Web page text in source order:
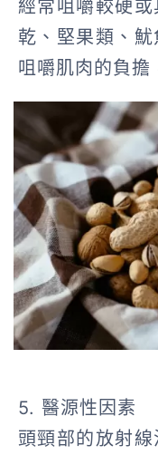
經常咀嚼較硬
乾、堅果類、
咀嚼肌肉的負擔
5. 醫源性因素
頭頸部的放射